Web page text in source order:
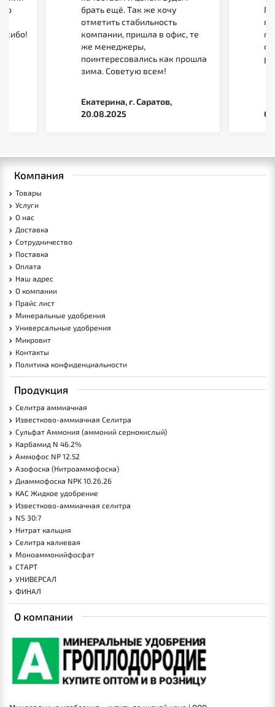
брать ещё. Так же хочу
отметить стабильность
компании, пришла в офис, те
же менеджеры,
поинтересовались как прошла
зима. Советую всем!
Екатерина, г. Саратов,
20.08.2025
Компания
Товары
Услуги
О нас
Доставка
Сотрудничество
Поставка
Оплата
Наш адрес
О компании
Прайс лист
Минеральные удобрения
Универсальные удобрения
Микровит
Контакты
Политика конфиденциальности
Продукция
Селитра аммиачная
Известково-аммиачная Селитра
Сульфат Аммония (аммоний сернокислый)
Карбамид N 46.2%
Аммофос NP 12.52
Азофоска (Нитроаммофоска)
Диаммофоска NPK 10.26.26
КАС Жидкое удобрение
Известково-аммиачная селитра
NS 30:7
Нитрат кальция
Селитра калиевая
Моноаммонийфосфат
СТАРТ
УНИВЕРСАЛ
ФИНАЛ
О компании